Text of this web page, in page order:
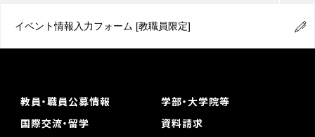
イベント情報入力フォーム [教職員限定]
教員・職員公募情報
学部・大学院等
国際交流・留学
資料請求